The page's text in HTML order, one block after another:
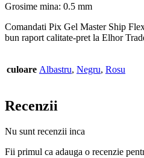
Grosime mina: 0.5 mm
Comandati Pix Gel Master Ship
bun raport calitate-pret la Elhor
culoare Albastru, Negru, Rosu
Recenzii
Nu sunt recenzii inca
Fii primul ca adauga o recenzie